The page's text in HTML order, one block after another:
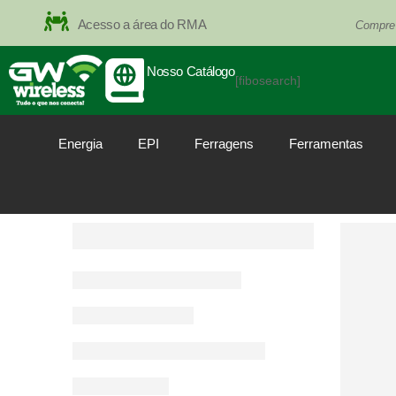
Acesso a área do RMA
Nosso Catálogo
[fibosearch]
Energia EPI Ferragens Ferramentas